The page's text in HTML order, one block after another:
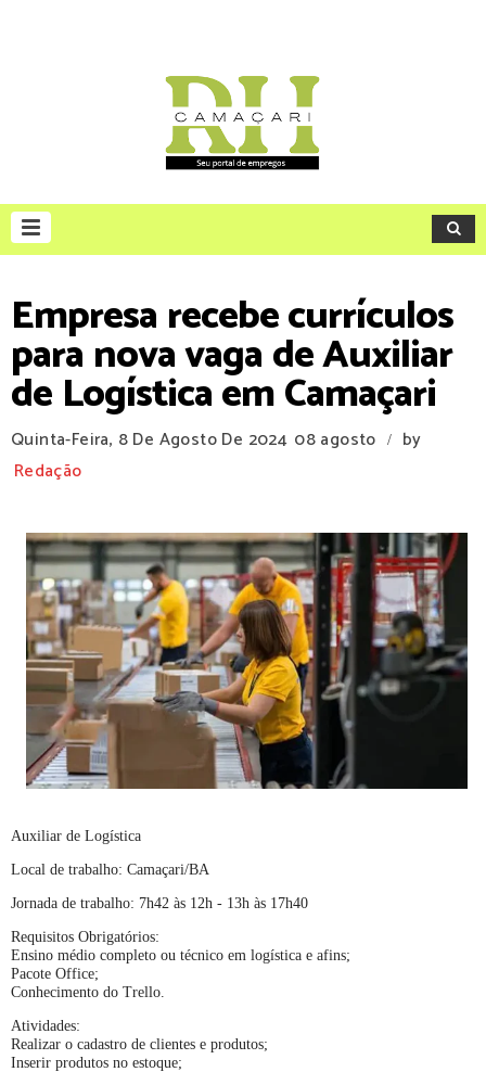
Empresa recebe currículos
para nova vaga de Auxiliar
de Logística em Camaçari
Quinta-Feira, 8 De Agosto De 2024 08 agosto /
by
Redação
Auxiliar de Logística
Local de trabalho: Camaçari/BA
Jornada de trabalho: 7h42 às 12h - 13h às 17h40
Requisitos Obrigatórios:
Ensino médio completo ou técnico em logística e afins;
Pacote Office;
Conhecimento do Trello.
Atividades:
Realizar o cadastro de clientes e produtos;
Inserir produtos no estoque;